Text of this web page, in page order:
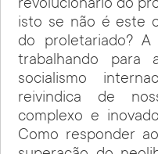
revolucionário do
isto se não é este
do proletariado?
trabalhando para
socialismo
reivindica de
complexo e
Como responder